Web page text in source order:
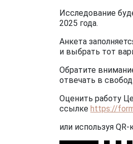
Исследование
2025 года.
Анкета
и выбрать тот
Обратите
отвечать в
Оценить работу
ссылке https://
или используя QR-